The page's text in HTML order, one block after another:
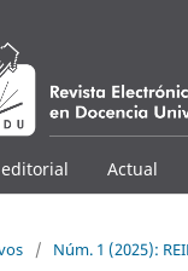
Actual
/ Núm. 1 (2025):